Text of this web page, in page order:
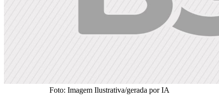
Foto: Imagem Ilustrativa/gerada por IA